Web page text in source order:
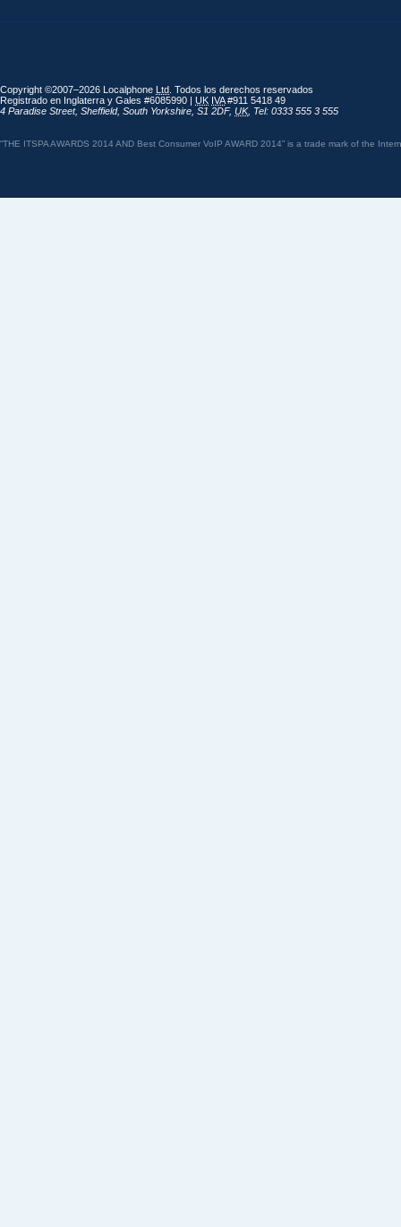
Copyright ©2007–2026 Localphone Ltd . Todos los derechos reservados
Registrado en Inglaterra y Gales #6085990 | UK IVA#911 5418 49
4 Paradise Street, Sheffield, South Yorkshire S1 2DF, UK, Tel: 0333 555 3 555
“THE ITSPA AWARDS 2014 AND Best Consumer VoIP AWARD 2014” is a trade mark of the